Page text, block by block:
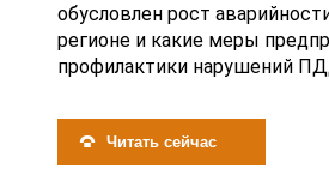
обусловлен рост
регионе и какие меры
профилактики нарушений
Читать сейчас